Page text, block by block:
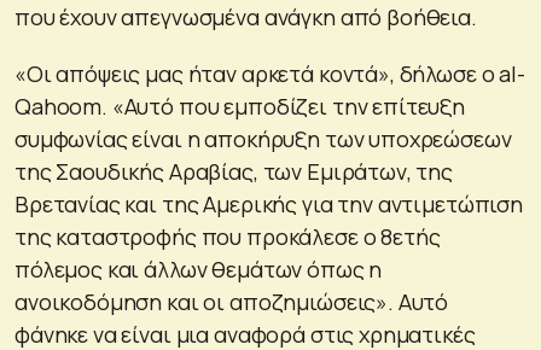
που έχουν απεγνωσμένα ανάγκη από βοήθεια.
«Οι απόψεις μας ήταν αρκετά κοντά», δήλωσε ο al-
Qahoom. «Αυτό που εμποδίζει την επίτευξη
συμφωνίας είναι η αποκήρυξη των υποχρεώσεων
της Σαουδικής Αραβίας, των Εμιράτων, της
Βρετανίας και της Αμερικής για την αντιμετώπιση
της καταστροφής που προκάλεσε ο 8ετής
πόλεμος και άλλων θεμάτων όπως η
ανοικοδόμηση και οι αποζημιώσεις». Αυτό
φάνηκε να είναι μια αναφορά στις χρηματικές